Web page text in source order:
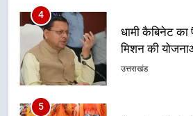
5
तेजस्वी सूर्या और
यात्रा को
समरसता और
उत्तराखंड
6